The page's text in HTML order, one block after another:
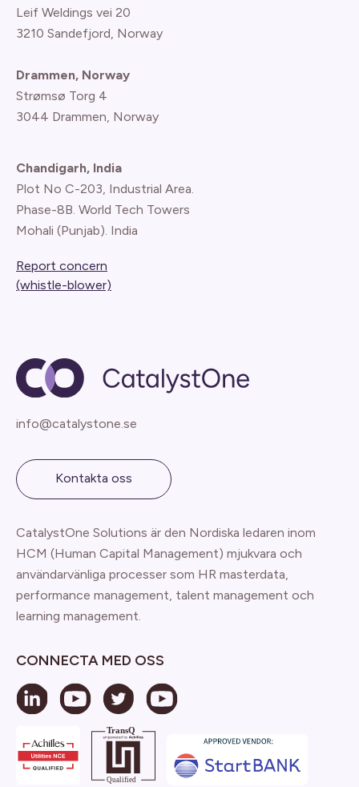
Leif Weldings vei 20
3210 Sandefjord, Norway
Drammen, Norway
Strømsø Torg 4
3044 Drammen, Norway
Chandigarh, India
Plot No C-203, Industrial Area.
Phase-8B. World Tech Towers
Mohali (Punjab). India
Report concern
(whistle-blower)
info@catalystone.se
Kontakta oss
CatalystOne Solutions är den Nordiska ledaren inom
HCM (Human Capital Management) mjukvara och
användarvänliga processer som HR masterdata,
performance management, talent management och
learning management.
CONNECTA MED OSS